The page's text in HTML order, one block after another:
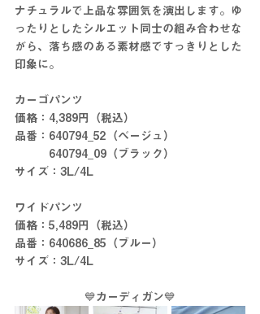
ナチュラルで上品な雰囲気を演出します。ゆ
ったりとしたシルエット同士の組み合わせな
がら、落ち感のある素材感ですっきりとした
印象に。
カーゴパンツ
価格：4,389円（税込）
品番：640794_52（ベージュ）
640794_09（ブラック）
サイズ：3L/4L
ワイドパンツ
価格：5,489円（税込）
品番：640686_85（ブルー）
サイズ：3L/4L
💙カーディガン💙